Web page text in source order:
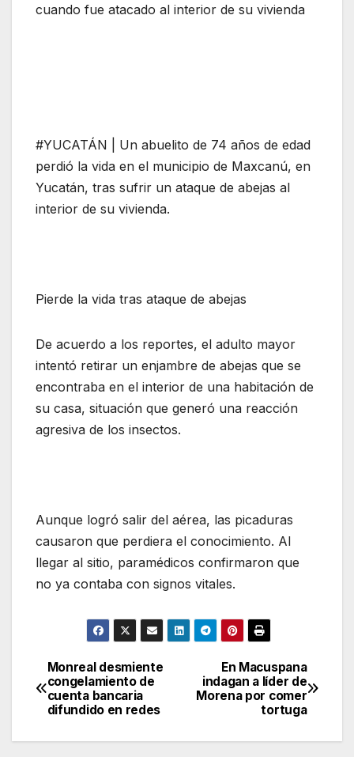
cuando fue atacado al interior de su vivienda
#YUCATÁN | Un abuelito de 74 años de edad
perdió la vida en el municipio de Maxcanú, en
Yucatán, tras sufrir un ataque de abejas al
interior de su vivienda.
Pierde la vida tras ataque de abejas
De acuerdo a los reportes, el adulto mayor
intentó retirar un enjambre de abejas que se
encontraba en el interior de una habitación de
su casa, situación que generó una reacción
agresiva de los insectos.
Aunque logró salir del aérea, las picaduras
causaron que perdiera el conocimiento. Al
llegar al sitio, paramédicos confirmaron que
no ya contaba con signos vitales.
Navegación
de
entradas
En Macuspana
indagan a líder de
Morena por comer
tortuga
Monreal desmiente
congelamiento de
cuenta bancaria
difundido en redes